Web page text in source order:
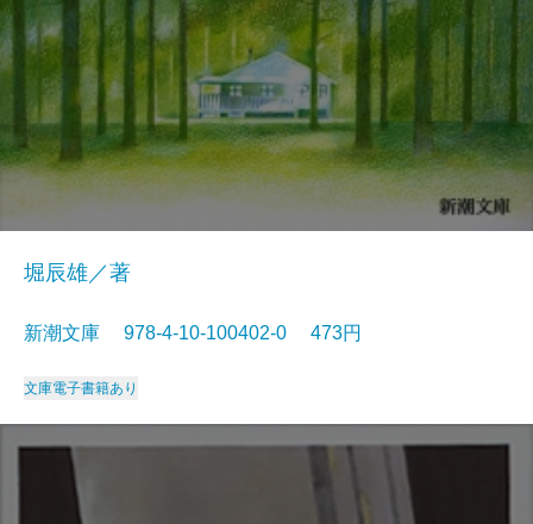
堀辰雄／著
新潮文庫 978-4-10-100402-0 473円
文庫電子書籍あり